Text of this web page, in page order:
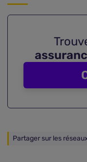
Partager sur les